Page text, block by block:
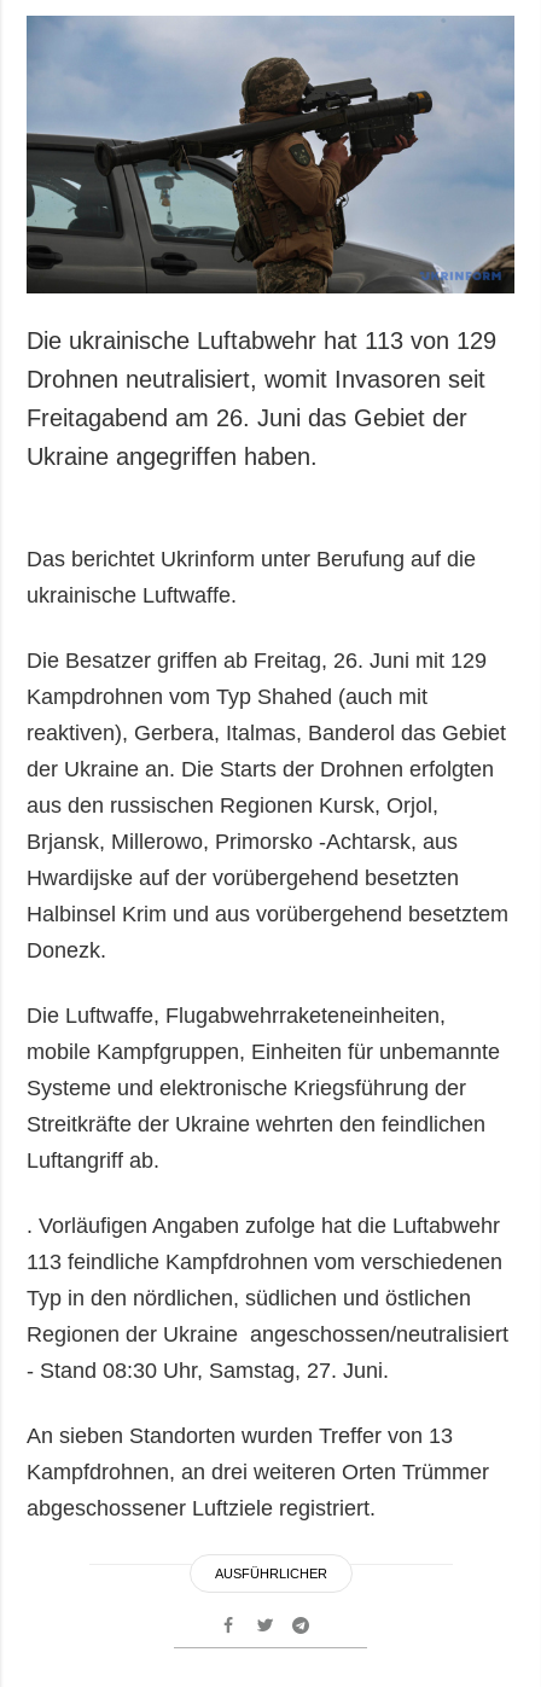
Die ukrainische Luftabwehr hat 113 von 129
Drohnen neutralisiert, womit Invasoren seit
Freitagabend am 26. Juni das Gebiet der
Ukraine angegriffen haben.
Das berichtet Ukrinform unter Berufung auf die
ukrainische Luftwaffe.
Die Besatzer griffen ab Freitag, 26. Juni mit 129
Kampdrohnen vom Typ Shahed (auch mit
reaktiven), Gerbera, Italmas, Banderol das Gebiet
der Ukraine an. Die Starts der Drohnen erfolgten
aus den russischen Regionen Kursk, Orjol,
Brjansk, Millerowo, Primorsko -Achtarsk, aus
Hwardijske auf der vorübergehend besetzten
Halbinsel Krim und aus vorübergehend besetztem
Donezk.
Die Luftwaffe, Flugabwehrraketeneinheiten,
mobile Kampfgruppen, Einheiten für unbemannte
Systeme und elektronische Kriegsführung der
Streitkräfte der Ukraine wehrten den feindlichen
Luftangriff ab.
. Vorläufigen Angaben zufolge hat die Luftabwehr
113 feindliche Kampfdrohnen vom verschiedenen
Typ in den nördlichen, südlichen und östlichen
Regionen der Ukraine angeschossen/neutralisiert
- Stand 08:30 Uhr, Samstag, 27. Juni.
An sieben Standorten wurden Treffer von 13
Kampfdrohnen, an drei weiteren Orten Trümmer
abgeschossener Luftziele registriert.
AUSFÜHRLICHER